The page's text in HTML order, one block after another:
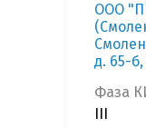
ООО
д. 65-
Фаза